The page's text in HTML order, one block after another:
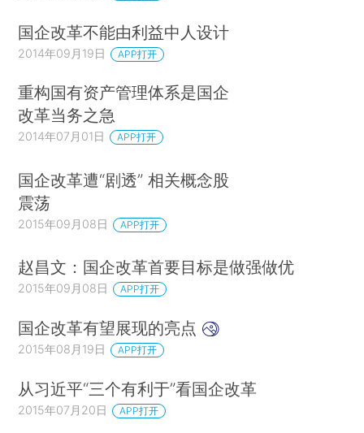
国企改革不能由利益中人设计
2014年09月19日 APP打开
重构国有资产管理体系是国企
改革当务之急
2014年07月01日 APP打开
国企改革遭“剧透” 相关概念股
震荡
2015年09月08日 APP打开
赵昌文：国企改革首要目标是做强做优
2015年09月08日 APP打开
国企改革有望展现的亮点
2015年08月19日 APP打开
从习近平“三个有利于”看国企改革
2015年07月20日 APP打开